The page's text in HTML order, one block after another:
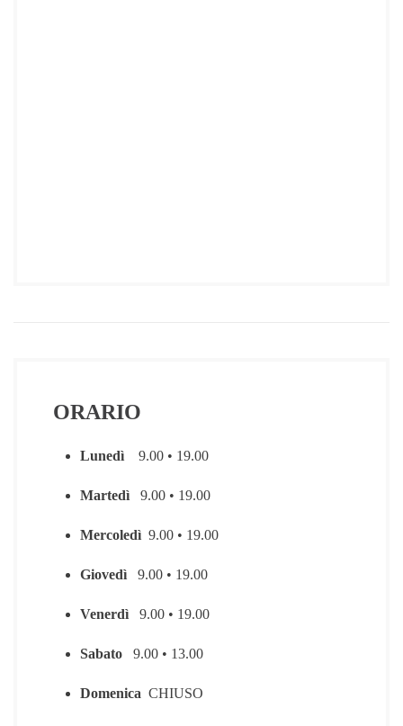
ORARIO
Lunedì 9.00 • 19.00
Martedì 9.00 • 19.00
Mercoledì 9.00 • 19.00
Giovedì 9.00 • 19.00
Venerdì 9.00 • 19.00
Sabato 9.00 • 13.00
Domenica CHIUSO